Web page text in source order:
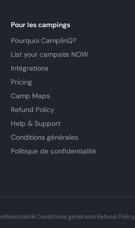
Pour les campings
Pourquoi CamplinQ?
List your campsite NOW
Intégrations
Pricing
Camp Maps
Refund Policy
Help & Support
Conditions générales
Politique de confidentialité
Conditions générales·Refund Policy